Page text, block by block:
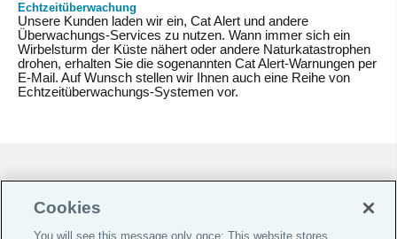
Echtzeitüberwachung
Unsere Kunden laden wir ein, Cat Alert und andere
Überwachungs-Services zu nutzen. Wann immer sich ein
Wirbelsturm der Küste nähert oder andere Naturkatastrophen
drohen, erhalten Sie die sogenannten Cat Alert-Warnungen per
E-Mail. Auf Wunsch stellen wir Ihnen auch eine Reihe von
Echtzeitüberwachungs-Systemen vor.
Cookie-Präferenzen |
Do Not Sell or Share My Personal Information |
Cookies
You will see this message only once: This website stores